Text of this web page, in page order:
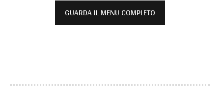
GUARDA IL MENU COMPLETO